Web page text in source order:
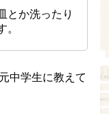
とか洗ったり
。
中学生に教えて